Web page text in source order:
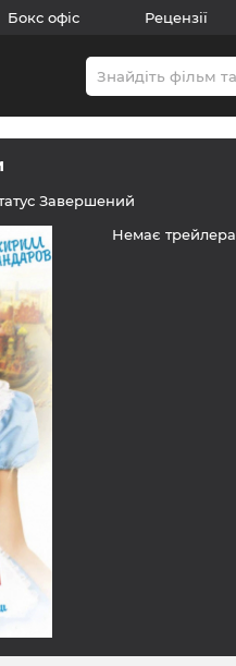
Бокс офіс Рецензії
Завершений
Немає трейлера